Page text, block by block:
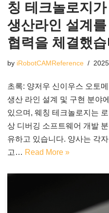
칭 테크놀로지
생산라인 설계
협력을 체결했
by iRobotCAMReference
초록: 양저우 신이우스 오토
생산 라인 설계 및 구현 분야
있으며, 웨칭 테크놀로지는
상 디버깅 소프트웨어 개발
유하고 있습니다. 양사는 각
고… Read More »